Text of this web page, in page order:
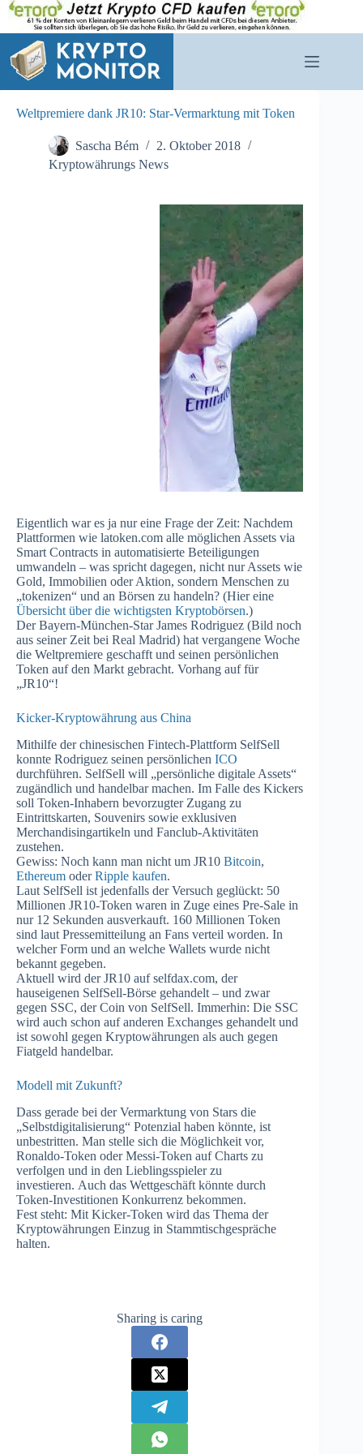
Zum
Inhalt
springen
Weltpremiere dank JR10: Star-Vermarktung mit Token
Sascha Bém
2. Oktober 2018
Kryptowährungs News
Eigentlich war es ja nur eine Frage der Zeit: Nachdem
Plattformen wie latoken.com alle möglichen Assets via
Smart Contracts in automatisierte Beteiligungen
umwandeln – was spricht dagegen, nicht nur Assets wie
Gold, Immobilien oder Aktion, sondern Menschen zu
„tokenizen“ und an Börsen zu handeln? (Hier eine
Übersicht über die wichtigsten Kryptobörsen.)
Der Bayern-München-Star James Rodriguez (Bild noch
aus seiner Zeit bei Real Madrid) hat vergangene Woche
die Weltpremiere geschafft und seinen persönlichen
Token auf den Markt gebracht. Vorhang auf für
„JR10“!
Kicker-Kryptowährung aus China
Mithilfe der chinesischen Fintech-Plattform SelfSell
konnte Rodriguez seinen persönlichen ICO
durchführen. SelfSell will „persönliche digitale Assets“
zugändlich und handelbar machen. Im Falle des Kickers
soll Token-Inhabern bevorzugter Zugang zu
Eintrittskarten, Souvenirs sowie exklusiven
Merchandisingartikeln und Fanclub-Aktivitäten
zustehen.
Gewiss: Noch kann man nicht um JR10 Bitcoin,
Ethereum oderRipple kaufen.
Laut SelfSell ist jedenfalls der Versuch geglückt: 50
Millionen JR10-Token waren in Zuge eines Pre-Sale in
nur 12 Sekunden ausverkauft. 160 Millionen Token
sind laut Pressemitteilung an Fans verteil worden. In
welcher Form und an welche Wallets wurde nicht
bekannt gegeben.
Aktuell wird der JR10 auf selfdax.com, der
hauseigenen SelfSell-Börse gehandelt – und zwar
gegen SSC, der Coin von SelfSell. Immerhin: Die SSC
wird auch schon auf anderen Exchanges gehandelt und
ist sowohl gegen Kryptowährungen als auch gegen
Fiatgeld handelbar.
Modell mit Zukunft?
Dass gerade bei der Vermarktung von Stars die
„Selbstdigitalisierung“ Potenzial haben könnte, ist
unbestritten. Man stelle sich die Möglichkeit vor,
Ronaldo-Token oder Messi-Token auf Charts zu
verfolgen und in den Lieblingsspieler zu
investieren. Auch das Wettgeschäft könnte durch
Token-Investitionen Konkurrenz bekommen.
Fest steht: Mit Kicker-Token wird das Thema der
Kryptowährungen Einzug in Stammtischgespräche
halten.
Sharing is caring